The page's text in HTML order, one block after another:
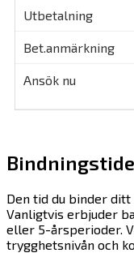
Den tid du binder
Vanligtvis erbjuder
eller 5-årsperioder.
trygghetsnivån och